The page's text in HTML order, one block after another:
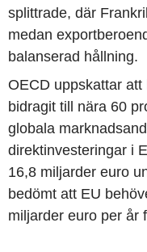
splittrade, där
medan
balanserad hållning.
OECD uppskattar
bidragit till nära 60
globala
direktinvesteringar i
16,8 miljarder euro
bedömt att EU
miljarder euro per år